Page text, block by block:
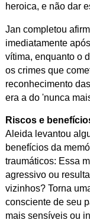
heroica, e não dar
Jan completou
imediatamente
vítima, enquanto o
os crimes que
reconhecimento
era a do 'nunca
Riscos e
Aleida levantou
benefícios da
traumáticos: Essa
agressivo ou
vizinhos? Torna
consciente de seu
mais sensíveis ou